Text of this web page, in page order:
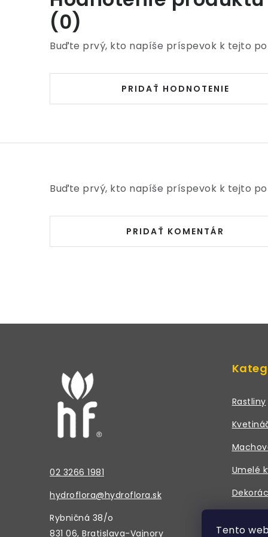
Tento
(0)
Buďte prvý, kto napíše príspevok k tejto
PRIDAŤ HODNOTENIE
Buďte prvý, kto napíše príspevok k tejto
PRIDAŤ KOMENTÁR
02 3266 1981
hydroflora@hydroflora.sk
Rybničná 38/o
831 06, Bratislava-Vajnory
Rastliny
Umelé